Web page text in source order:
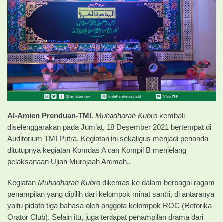
Al-Amien Prenduan-TMI. Muhadharah Kubro kembali
diselenggarakan pada Jum’at, 18 Desember 2021 bertempat di
Auditorium TMI Putra. Kegiatan ini sekaligus menjadi penanda
ditutupnya kegiatan Komdas A dan Kompil B menjelang
pelaksanaan Ujian Murojaah Ammah.,
Kegiatan Muhadharah Kubro dikemas ke dalam berbagai ragam
penampilan yang dipilih dari kelompok minat santri, di antaranya
yaitu pidato tiga bahasa oleh anggota kelompok ROC (Retorika
Orator Club). Selain itu, juga terdapat penampilan drama dari